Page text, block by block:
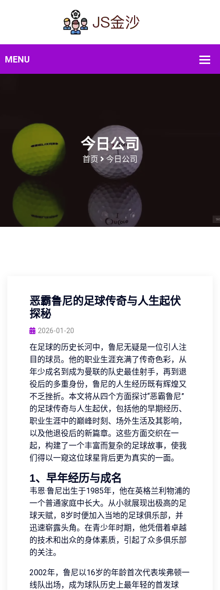
今日公司
首页 今日公司
恶霸鲁尼的足球传奇与人生起伏
探秘
2026-01-20
在足球的历史长河中，鲁尼无疑是一位引人注
目的球员。他的职业生涯充满了传奇色彩，从
年少成名到成为曼联的队史最佳射手，再到退
役后的多重身份，鲁尼的人生经历既有辉煌又
不乏挫折。本文将从四个方面探讨“恶霸鲁尼”
的足球传奇与人生起伏，包括他的早期经历、
职业生涯中的巅峰时刻、场外生活及其影响，
以及他退役后的新篇章。这些方面交织在一
起，构建了一个丰富而复杂的足球故事，使我
们得以一窥这位球星背后更为真实的一面。
1、早年经历与成名
韦恩·鲁尼出生于1985年，他在英格兰利物浦的
一个普通家庭中长大。从小就展现出极高的足
球天赋，8岁时便加入当地的足球俱乐部，并
迅速崭露头角。在青少年时期，他凭借着卓越
的技术和出众的身体素质，引起了众多俱乐部
的关注。
2002年，鲁尼以16岁的年龄首次代表埃弗顿一
线队出场，成为球队历史上最年轻的首发球